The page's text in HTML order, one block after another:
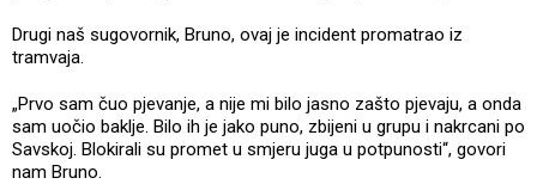
Drugi naš sugovornik, Bruno, ovaj je incident promatrao iz
tramvaja.
„Prvo sam čuo pjevanje, a nije mi bilo jasno zašto pjevaju, a onda
sam uočio baklje. Bilo ih je jako puno, zbijeni u grupu i nakrcani po
Savskoj. Blokirali su promet u smjeru juga u potpunosti“, govori
nam Bruno.